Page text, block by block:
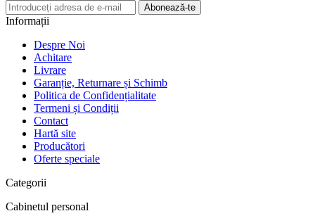
Abonează-te
Informații
Despre Noi
Achitare
Livrare
Garanție, Returnare și Schimb
Politica de Confidențialitate
Termeni și Condiții
Contact
Hartă site
Producători
Oferte speciale
Categorii
Cabinetul personal